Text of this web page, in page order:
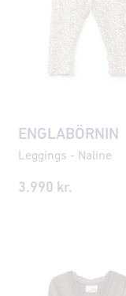
ENGLABÖRNIN
Leggings - Naline
3.990 kr.